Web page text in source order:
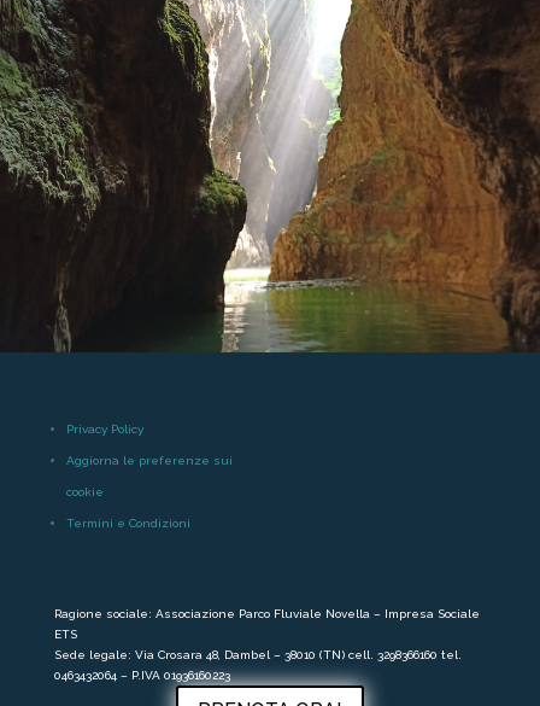
Privacy Policy
Aggiorna le preferenze sui
cookie
Termini e Condizioni
Ragione sociale: Associazione Parco Fluviale Novella – Impresa Sociale
ETS
Sede legale: Via Crosara 48, Dambel – 38010 (TN) cell. 3298366160 tel.
0463432064 – P.IVA 01936160223